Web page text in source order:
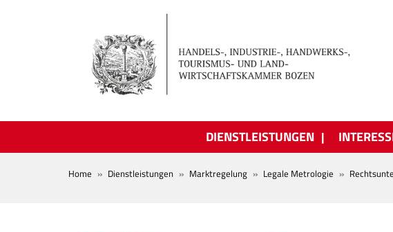
DIENSTLEISTUNGEN
BREADCRUMB
Home Dienstleistungen Marktregelung Legale Metrologie